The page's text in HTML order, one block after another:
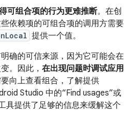
可组合项的行为更难推断。在创
依赖项的可组合项的调用方需要
提供一个值。
确的可信来源，因为它可能会在
。因此， 在出现问题时调试应用
向上查看组合，了解提供
Studio 中的“Find usages”或
具提供了足够的信息来缓解这个